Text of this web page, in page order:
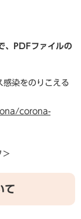
、PDFファイルの
感染をのりこえる
corona-
＞
て